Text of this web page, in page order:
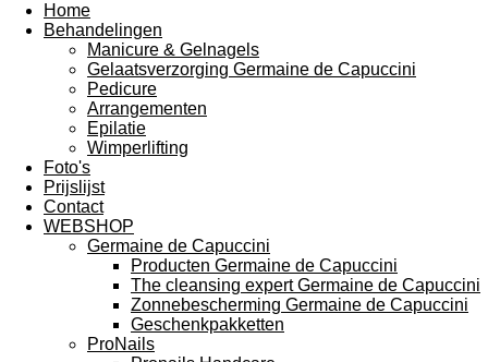
Home
Behandelingen
Manicure & Gelnagels
Gelaatsverzorging Germaine de Capuccini
Pedicure
Arrangementen
Epilatie
Wimperlifting
Foto's
Prijslijst
Contact
WEBSHOP
Germaine de Capuccini
Producten Germaine de Capuccini
The cleansing expert Germaine de Capuccini
Zonnebescherming Germaine de Capuccini
Geschenkpakketten
ProNails